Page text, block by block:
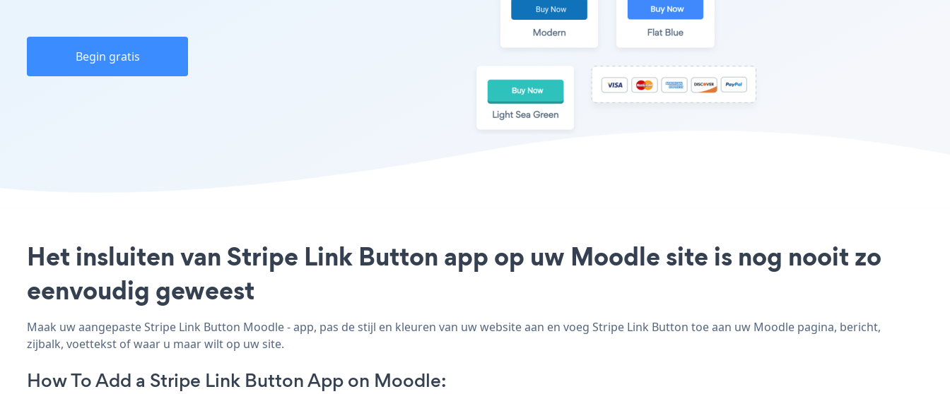
Begin gratis
Het insluiten van Stripe Link Button app op uw Moodle site is nog nooit zo
eenvoudig geweest
Maak uw aangepaste Stripe Link Button Moodle - app, pas de stijl en kleuren van uw website aan en voeg Stripe Link Button toe aan uw Moodle pagina, bericht,
zijbalk, voettekst of waar u maar wilt op uw site.
How To Add a Stripe Link Button App on Moodle: